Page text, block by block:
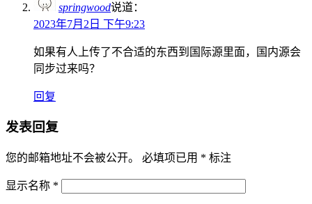
springwood说道：
2023年7月2日 下午9:23
如果有人上传了不合适的东西到国际源里面，国内源会
同步过来吗？
回复
发表回复
您的邮箱地址不会被公开。 必填项已用 * 标注
显示名称 *